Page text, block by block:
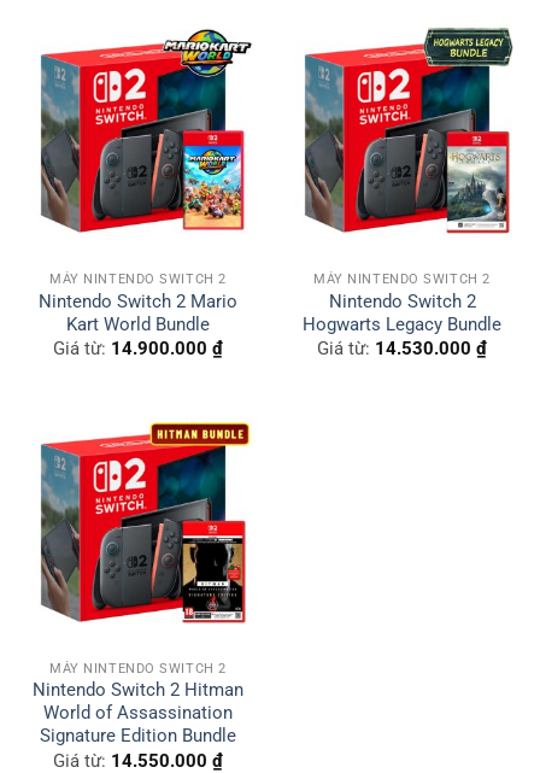
MÁY NINTENDO SWITCH 2
Nintendo Switch 2 Mario
Kart World Bundle
Giá từ: 14.900.000 ₫
MÁY NINTENDO SWITCH 2
Nintendo Switch 2
Hogwarts Legacy Bundle
Giá từ: 14.530.000 ₫
MÁY NINTENDO SWITCH 2
Nintendo Switch 2 Hitman
World of Assassination
Signature Edition Bundle
Giá từ: 14.550.000 ₫